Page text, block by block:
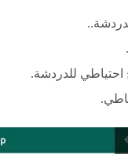
للدردشة.